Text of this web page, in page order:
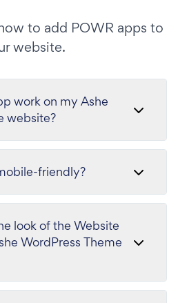
to add POWR apps to
website.
work on my Ashe
website?
friendly?
look of the Website
WordPress Theme